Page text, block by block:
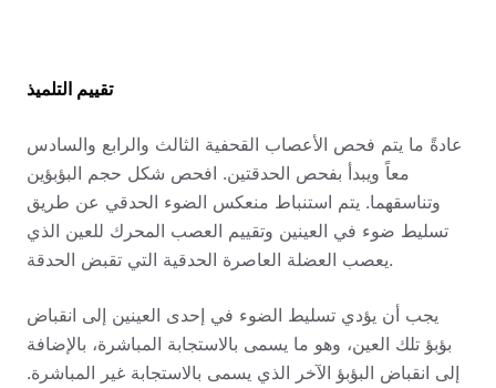
تقييم التلميذ
عادةً ما يتم فحص الأعصاب القحفية الثالث والرابع والسادس
معاً ويبدأ بفحص الحدقتين. افحص شكل حجم البؤبؤين
وتناسقهما. يتم استنباط منعكس الضوء الحدقي عن طريق
تسليط ضوء في العينين وتقييم العصب المحرك للعين الذي
يعصب العضلة العاصرة الحدقية التي تقبض الحدقة.
يجب أن يؤدي تسليط الضوء في إحدى العينين إلى انقباض
بؤبؤ تلك العين، وهو ما يسمى بالاستجابة المباشرة، بالإضافة
إلى انقباض البؤبؤ الآخر الذي يسمى بالاستجابة غير المباشرة.